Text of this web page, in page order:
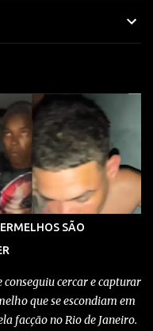
SÃO
cercar e capturar
que se escondiam em
facção no Rio de Janeiro.